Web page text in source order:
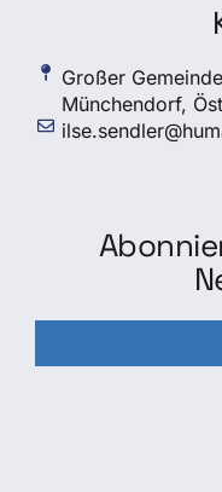
Großer
Münchendorf,